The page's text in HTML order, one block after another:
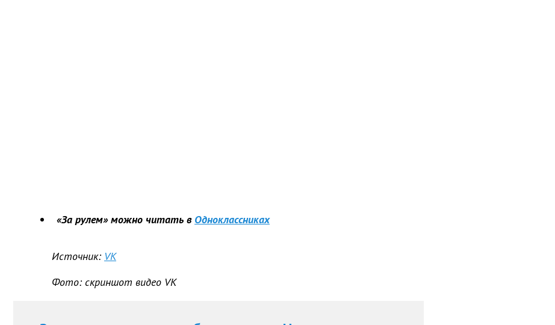
«За рулем» можно читать в Одноклассниках
Источник: VK
Фото: скриншот видео VK